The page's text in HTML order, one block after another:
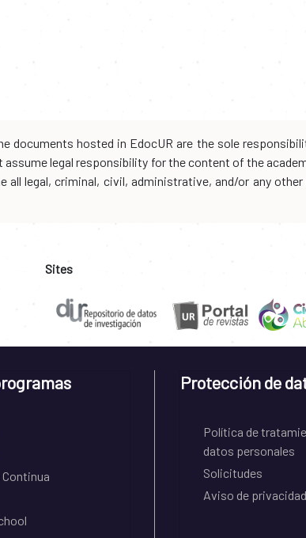
documents hosted in EdocUR are the sole
legal responsibility for the content of the
legal, criminal, civil, administrative, and/or any
Sites
Protección de
Política de
datos personales
Solicitudes
Aviso de privacidad